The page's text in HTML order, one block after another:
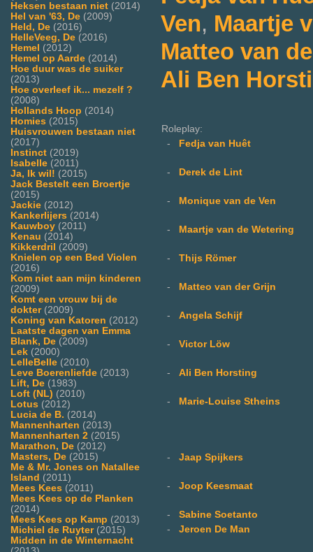
Heksen bestaan niet (2014)
Hel van '63, De (2009)
Held, De (2016)
HelleVeeg, De (2016)
Hemel (2012)
Hemel op Aarde (2014)
Hoe duur was de suiker
(2013)
Hoe overleef ik... mezelf ?
(2008)
Hollands Hoop (2014)
Homies (2015)
Huisvrouwen bestaan niet
(2017)
Instinct (2019)
Isabelle (2011)
Ja, Ik wil! (2015)
Jack Bestelt een Broertje
(2015)
Jackie (2012)
Kankerlijers (2014)
Kauwboy (2011)
Kenau (2014)
Kikkerdril
(2009)
Knielen op een Bed Violen
(2016)
Kom niet aan mijn kinderen
(2009)
Komt een vrouw bij de
dokter(2009)
Koning van Katoren (2012)
Laatste dagen van Emma
Blank, De (2009)
Lek (2000)
LelleBelle (2010)
Leve Boerenliefde (2013)
Lift, De (1983)
Loft (NL) (2010)
Lotus (2012)
Lucia de B. (2014)
Mannenharten (2013)
Mannenharten 2 (2015)
Marathon, De (2012)
Masters, De (2015)
Me & Mr. Jones on Natallee
Island (2011)
Mees Kees (2011)
Mees Kees op de Planken
(2014)
Mees Kees op Kamp (2013)
Michiel de Ruyter(2015)
Midden in de Winternacht
Ven, Maartje
Matteo van
Ali Ben
Roleplay:
-
Fedja van Huêt
- Derek de Lint
- Monique van de Ven
- Maartje van de Wetering
- Thijs Römer
- Matteo van der Grijn
- Angela Schijf
- Victor Löw
- Ali Ben Horsting
- Marie-Louise Stheins
- Jaap Spijkers
- Joop Keesmaat
- Sabine Soetanto
- Jeroen De Man